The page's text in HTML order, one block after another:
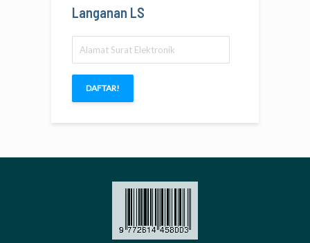
Langanan LS
Surat
Elektronik
DAFTAR!